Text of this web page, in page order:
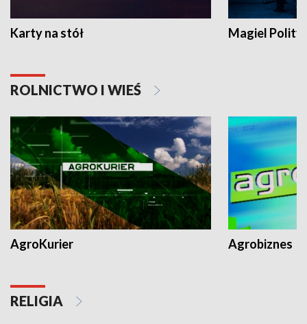
Karty na stół Magiel
ROLNICTWO I WIEŚ
AgroKurier Agrobiznes
RELIGIA